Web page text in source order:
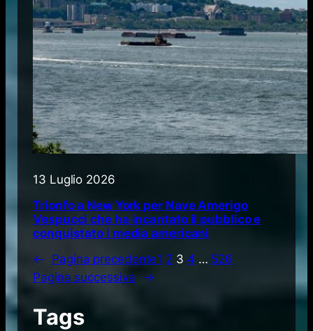
13 Luglio 2026
Trionfo a New York per Nave Amerigo
Vespucci che ha incantato il pubblico e
conquistato i media americani
←
Pagina precedente1 2 3 4 … 526
Pagina successiva
→
Tags